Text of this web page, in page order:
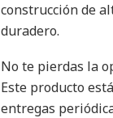
construcción de
duradero.
No te pierdas la
Este producto
entregas